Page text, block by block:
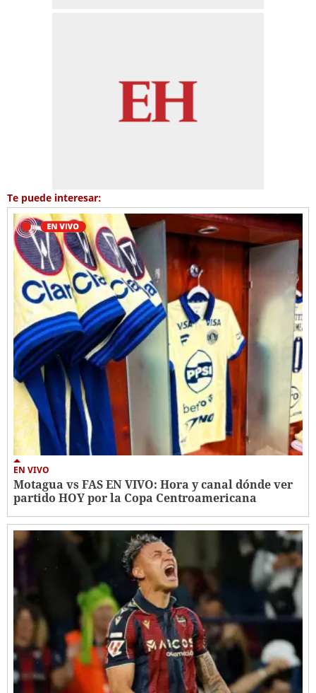
Te puede interesar:
EN VIVO
Motagua vs FAS EN VIVO: Hora y canal dónde ver
partido HOY por la Copa Centroamericana